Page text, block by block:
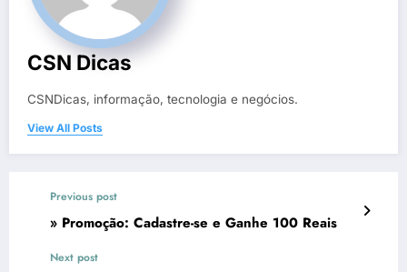
CSN Dicas
CSNDicas, informação, tecnologia e negócios.
View All Posts
Previous post
» Promoção: Cadastre-se e Ganhe 100 Reais
Next post